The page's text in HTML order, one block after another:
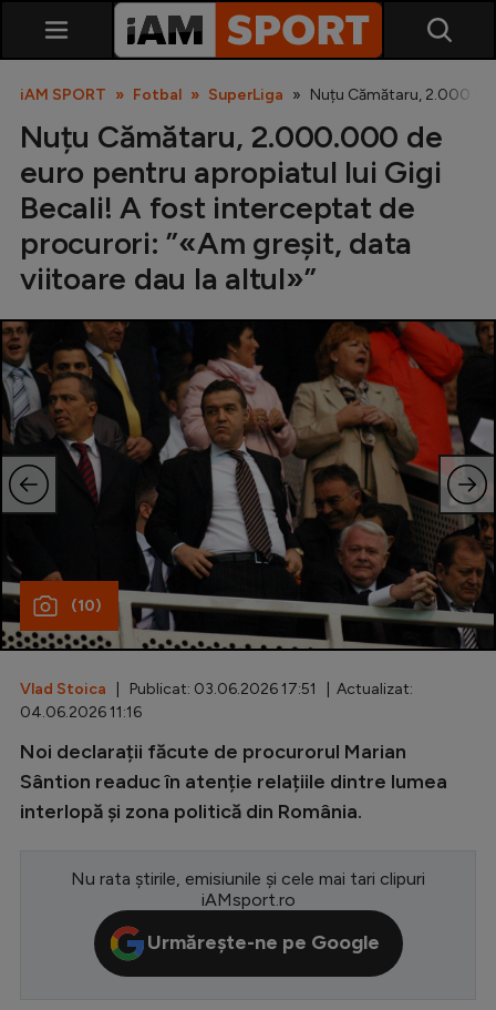
SuperLiga
Liga 2
Cupa României
Echipa Națională
U21
Fotbal feminin
Special
Diverse
Inedit
Champions League
Europa League
CM 2026
Premier League
LaLiga
iAM SPORT Fotbal SuperLiga Nuțu Cămătaru,
Nuțu Cămătaru, 2.000.000 de
euro pentru apropiatul lui Gigi
Becali! A fost interceptat de
procurori: ”«Am greșit, data
viitoare dau la altul»”
(10)
Vlad Stoica | Publicat: 03.06.2026 17:51 | Actualizat:
04.06.2026 11:16
Noi declarații făcute de procurorul Marian
Sântion readuc în atenție relațiile dintre lumea
interlopă și zona politică din România.
Nu rata știrile, emisiunile și cele mai tari clipuri
iAMsport.ro
Urmărește-ne pe Google